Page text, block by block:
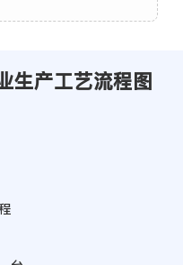
生产工艺流程图